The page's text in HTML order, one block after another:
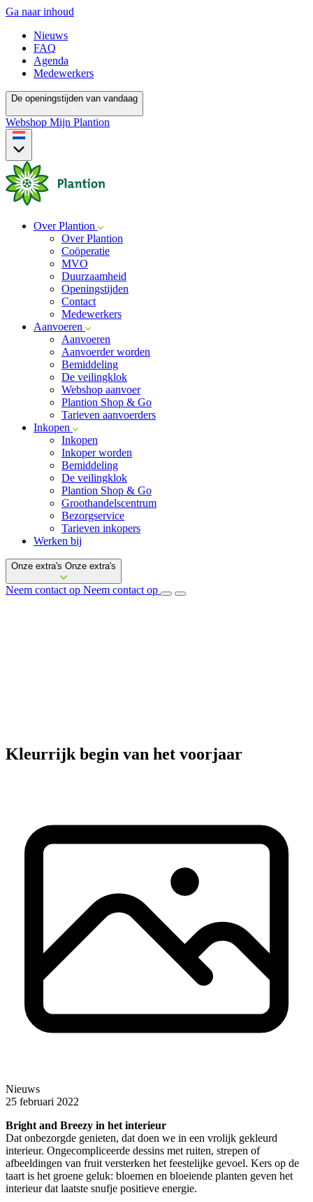
Ga naar inhoud
Nieuws
FAQ
Agenda
Medewerkers
De openingstijden van vandaag
Webshop Mijn Plantion
Over Plantion
Over Plantion
Coöperatie
MVO
Duurzaamheid
Openingstijden
Contact
Medewerkers
Aanvoeren
Aanvoeren
Aanvoerder worden
Bemiddeling
De veilingklok
Webshop aanvoer
Plantion Shop & Go
Tarieven aanvoerders
Inkopen
Inkopen
Inkoper worden
Bemiddeling
De veilingklok
Plantion Shop & Go
Groothandelscentrum
Bezorgservice
Tarieven inkopers
Werken bij
Onze extra's Onze extra's
Neem contact op Neem contact op
Kleurrijk begin van het voorjaar
Nieuws
25 februari 2022
Bright and Breezy in het interieur
Dat onbezorgde genieten, dat doen we in een vrolijk gekleurd
interieur. Ongecompliceerde dessins met ruiten, strepen of
afbeeldingen van fruit versterken het feestelijke gevoel. Kers op de
taart is het groene geluk: bloemen en bloeiende planten geven het
interieur dat laatste snufje positieve energie.